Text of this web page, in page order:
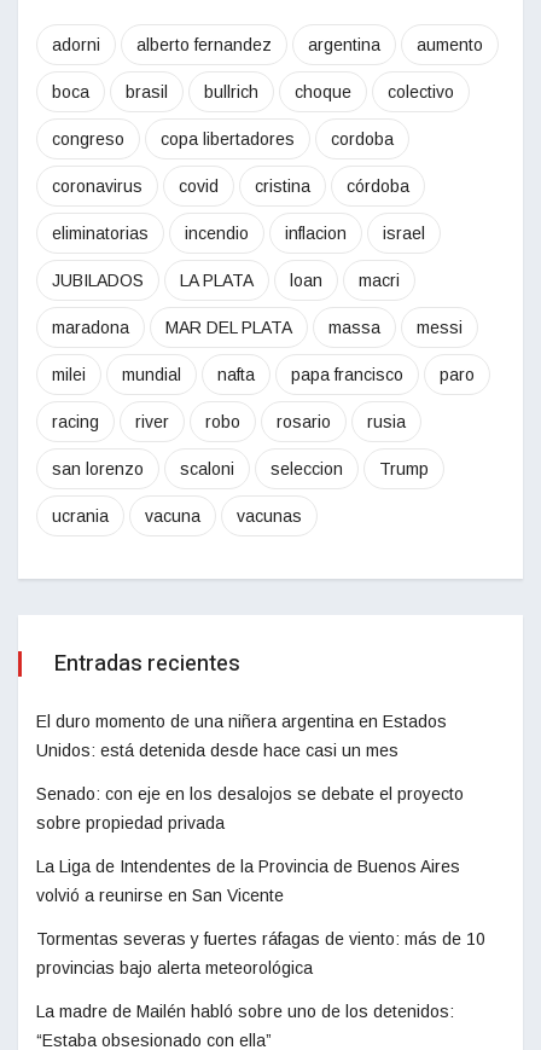
adorni alberto fernandez argentina aumento
boca brasil bullrich choque colectivo
congreso copa libertadores cordoba
coronavirus covid cristina córdoba
eliminatorias incendio inflacion israel
JUBILADOS LA PLATA loan macri
maradona MAR DEL PLATA massa messi
milei mundial nafta papa francisco paro
racing river robo rosario rusia
san lorenzo scaloni seleccion Trump
ucrania vacuna vacunas
Entradas recientes
El duro momento de una niñera argentina en Estados
Unidos: está detenida desde hace casi un mes
Senado: con eje en los desalojos se debate el proyecto
sobre propiedad privada
La Liga de Intendentes de la Provincia de Buenos Aires
volvió a reunirse en San Vicente
Tormentas severas y fuertes ráfagas de viento: más de 10
provincias bajo alerta meteorológica
La madre de Mailén habló sobre uno de los detenidos:
“Estaba obsesionado con ella”